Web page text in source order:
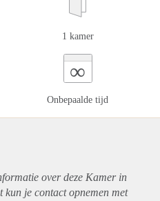
1 kamer
∞
Onbepaalde tijd
over deze Kamer in
kun je contact opnemen met